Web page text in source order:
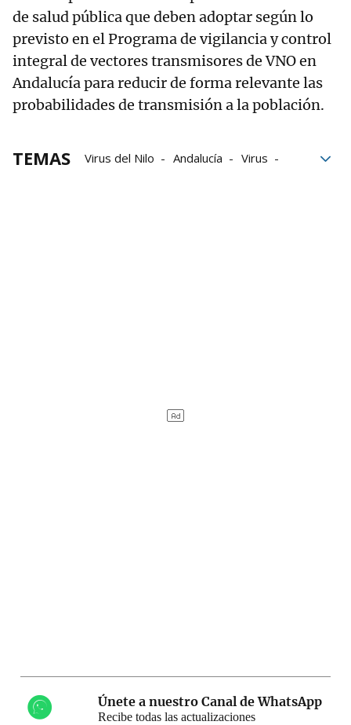
de salud pública que deben adoptar según lo
previsto en el Programa de vigilancia y control
integral de vectores transmisores de VNO en
Andalucía para reducir de forma relevante las
probabilidades de transmisión a la población.
TEMAS Virus del Nilo Andalucía
Virus
Únete a nuestro Canal de WhatsApp
Recibe todas las actualizaciones